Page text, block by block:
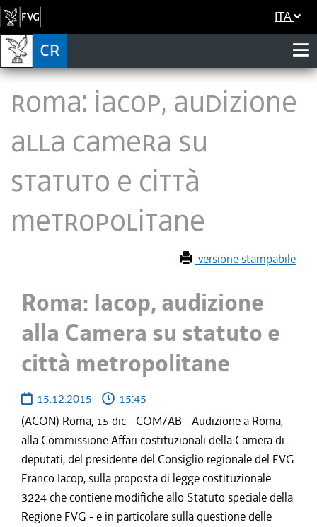
ITA
Roma: Iacop, audizione
alla Camera su
statuto e città
metropolitane
versione stampabile
Roma: Iacop, audizione
alla Camera su statuto e
città metropolitane
15.12.2015
15:45
(ACON) Roma, 15 dic - COM/AB - Audizione a Roma,
alla Commissione Affari costituzionali della Camera di
deputati, del presidente del Consiglio regionale del FVG
Franco Iacop, sulla proposta di legge costituzionale
3224 che contiene modifiche allo Statuto speciale della
Regione FVG - e in particolare sulla questione delle